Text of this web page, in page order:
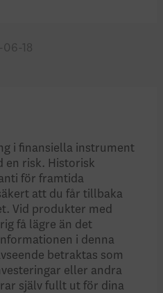
06-18
i finansiella instrument
en risk. Historisk
för framtida
att du får tillbaka
Vid produkter med
få lägre än det
i denna
betraktas som
eller andra
själv fullt ut för dina